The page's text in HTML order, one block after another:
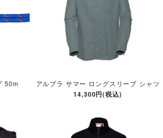
50m
アルブラ サマー ロングスリーブ シャツ
14,300円(税込)